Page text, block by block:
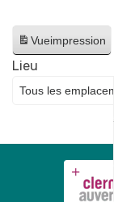
Vueimpression
Lieu